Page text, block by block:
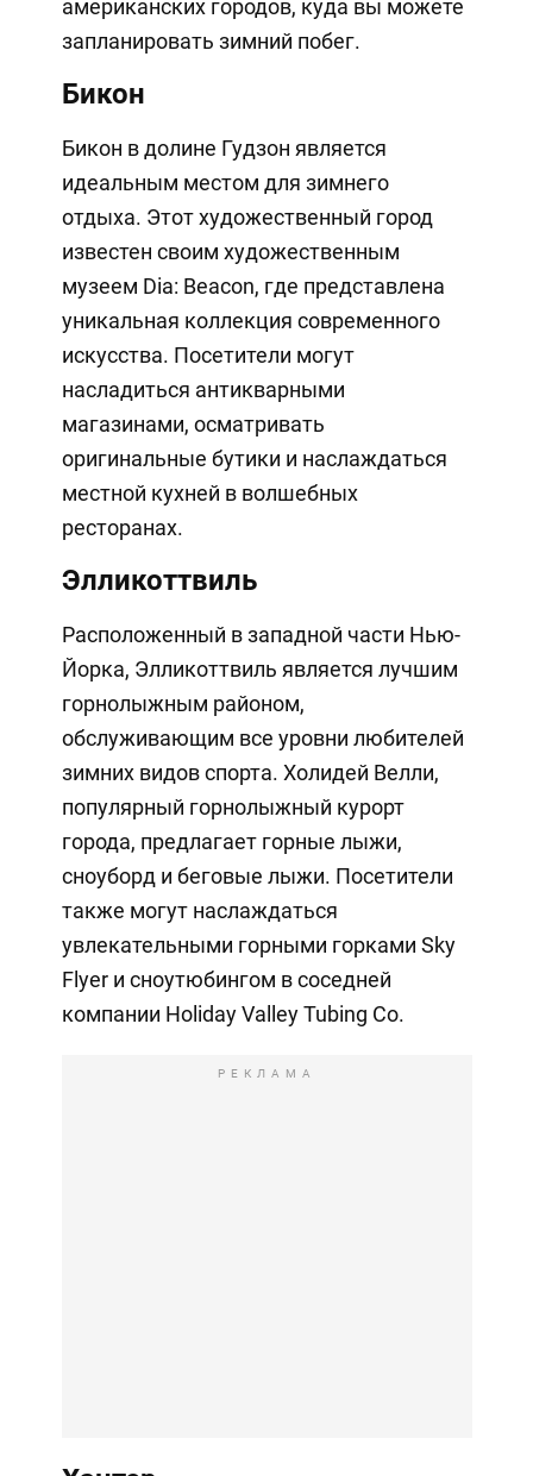
американских городов, куда вы можете
запланировать зимний побег.
Бикон
Бикон в долине Гудзон является
идеальным местом для зимнего
отдыха. Этот художественный город
известен своим художественным
музеем Dia: Beacon, где представлена
уникальная коллекция современного
искусства. Посетители могут
насладиться антикварными
магазинами, осматривать
оригинальные бутики и наслаждаться
местной кухней в волшебных
ресторанах.
Элликоттвиль
Расположенный в западной части Нью-
Йорка, Элликоттвиль является лучшим
горнолыжным районом,
обслуживающим все уровни любителей
зимних видов спорта. Холидей Велли,
популярный горнолыжный курорт
города, предлагает горные лыжи,
сноуборд и беговые лыжи. Посетители
также могут наслаждаться
увлекательными горными горками Sky
Flyer и сноутюбингом в соседней
компании Holiday Valley Tubing Co.
РЕКЛАМА